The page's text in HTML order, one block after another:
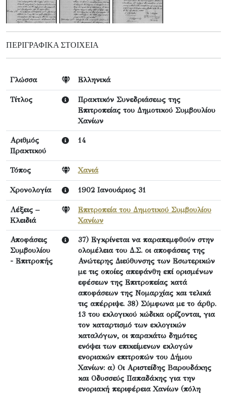
ΠΕΡΙΓΡΑΦΙΚΆ ΣΤΟΙΧΕΊΑ
Γλώσσα Ελληνικά
Τίτλος
Πρακτικόν Συνεδριάσεως της
Επιτροπείας του Δημοτικού Συμβουλίου
Χανίων
Αριθμός
Πρακτικού
14
Τόπος Χανιά
Χρονολογία 1902 Ιανουάριος 31
Λέξεις –
Κλειδιά
Επιτροπεία του Δημοτικού Συμβουλίου
Χανίων
Αποφάσεις
Συμβουλίου
- Επιτροπής
37) Εγκρίνεται να παραπεμφθούν στην
ολομέλεια του Δ.Σ. οι αποφάσεις της
Ανώτερης Διεύθυνσης των Εσωτερικών
με τις οποίες απεφάνθη επί ορισμένων
εφέσεων της Επιτροπείας κατά
αποφάσεων της Νομαρχίας και τελικά
τις απέρριψε. 38) Σύμφωνα με το άρθρ.
13 του εκλογικού κώδικα ορίζονται, για
τον καταρτισμό των εκλογικών
καταλόγων, οι παρακάτω δημότες
ενόψει των επικείμενων εκλογών
ενοριακών επιτροπών του Δήμου
Χανίων: α) Οι Αριστείδης Βαρουδάκης
και Οδυσσεύς Παπαδάκης για την
ενοριακή περιφέρεια Χανίων (πόλη